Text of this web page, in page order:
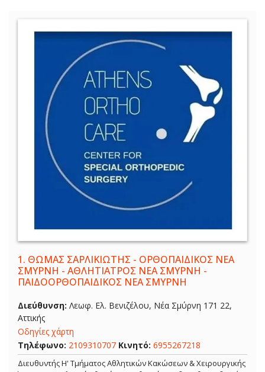
1. ΘΩΜΑΣ ΣΑΡΛΙΚΙΩΤΗΣ - ΟΡΘΟΠΑΙΔΙΚΟΣ ΝΕΑ
ΣΜΥΡΝΗ - ΑΘΛΗΤΙΑΤΡΟΣ ΝΕΑ ΣΜΥΡΝΗ -
ΠΑΙΔΟΟΡΘΟΠΑΙΔΙΚΟΣ ΝΕΑ ΣΜΥΡΝΗ
Διεύθυνση: Λεωφ. Ελ. Βενιζέλου, Νέα Σμύρνη 171 22,
Αττικής
Οδηγίες χάρτη
Τηλέφωνο: 2109310707 Κινητό: 6955267218
Διευθυντής Η' Τμήματος Αθλητικών Κακώσεων & Χειρουργικής